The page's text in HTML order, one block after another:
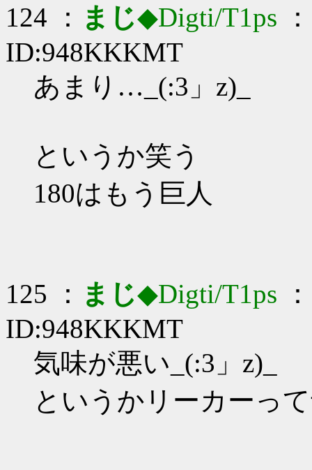
124 ： まじ◆Digti/T1ps
ID:948KKKMT
あまり…_(:3」z)_
というか笑う
180はもう巨人
125 ： まじ◆Digti/T1ps
ID:948KKKMT
気味が悪い_(:3」z)_
というかリーカーっ